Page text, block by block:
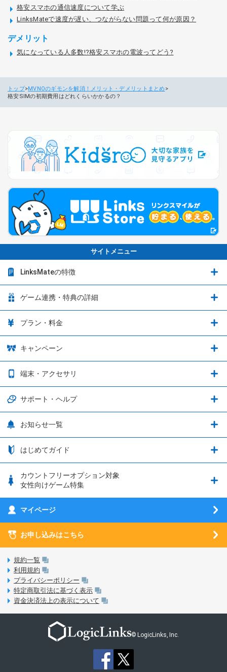
格安スマホの通信速度について学ぶ
LinksMateで速度が遅い、つながらない問題って何が原因？
デメリット
気になっている人多数!?格安スマホの電波ってどう?
トップ MVNOのギモンを解消！メリット・デメリットまとめ
格安SIMの初期費用はどれくらいかかるの？
サイトメニュー
LinksMateの特徴
LinksMateの特徴
音声通話料金がもっとオトクに
データ通信容量繰り越し
通信エリアと通信速度状況
つながる端末保証
フィルタリングアプリ
5G回線オプションについて
LINE年齢認証について
LinksStoreについて
ゲーム連携・特典の詳細
ゲーム連携・特典の詳細
ブレイブソード×ブレイズソウル
ウマ娘 プリティーダービー
プリンセスコネクト！Re:Dive
釣り★スタ
ウマスクについて
プラン・料金
プラン・料金
3種類のSIMタイプ
日割り計算
キャンペーン
お得なキャンペーン実施中！
OPPO端末購入キャンペーン第5弾
端末・アクセサリ
端末・アクセサリ
iPhone利用について
動作確認済み端末一覧
サポート・ヘルプ
サポート・ヘルプ
nanoSIM･microSIM･通常SIMの初期設定方法
eSIMの初期設定方法
MVNOのギモンを解消！
3Dセキュアについて
未成年者の方のご契約
通信制限について
動作確認済み端末一覧
お知らせ一覧
お知らせ一覧
はじめてガイド
はじめてガイド
SIMサービスについて
SIMロック解除ガイド
LinksMateのサービスについて
LPについて
おすすめプラン
お申し込み方法
カウントフリーオプション対象
女性向けゲーム特集
刀剣乱舞-ONLINE- Pocket
あんさんぶるスターズ！！Music
マイページ
お申し込みはこちら
規約一覧
利用規約
プライバシーポリシー
特定商取引法に基づく表示
資金決済法上の表示について
© LogicLinks, Inc.